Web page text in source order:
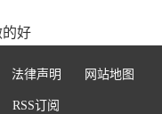
好
法律声明 网站地图
RSS订阅